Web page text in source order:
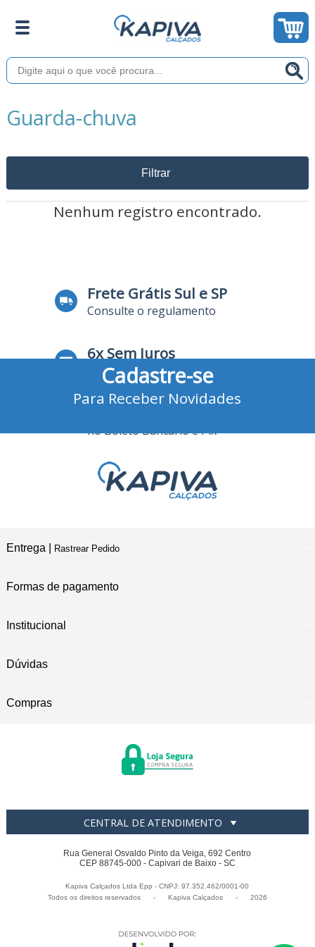
Guarda-chuva
Filtrar
Nenhum registro encontrado.
Frete Grátis Sul e SP
Consulte o regulamento
6x Sem Juros
no Cartão de Crédito
no Boleto Bancário e Pix
Cadastre-se
Para Receber Novidades
Entrega | Rastrear Pedido
Formas de pagamento
Institucional
Dúvidas
Compras
CENTRAL DE ATENDIMENTO
Rua General Osvaldo Pinto da Veiga, 692 Centro
CEP 88745-000 - Capivari de Baixo - SC
Kapiva Calçados Ltda Epp - CNPJ: 97.352.462/0001-00
Todos os direitos reservados
- Kapiva Calçados - 2026